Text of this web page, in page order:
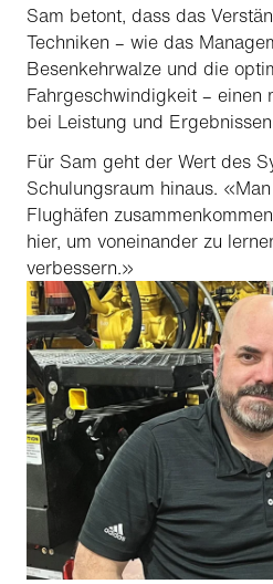
Sam betont, dass das
Techniken – wie das
Besenkehrwalze und die
Fahrgeschwindigkeit – einen
bei Leistung und
Für Sam geht der Wert des
Schulungsraum hinaus.
Flughäfen
hier, um voneinander zu
verbessern.»